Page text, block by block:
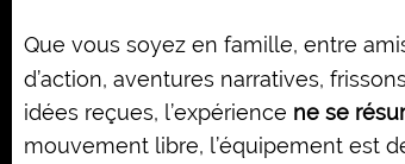
Que vous soyez en famille, entre
d’action, aventures narratives,
idées reçues, l’expérience ne se
mouvement libre, l’équipement est